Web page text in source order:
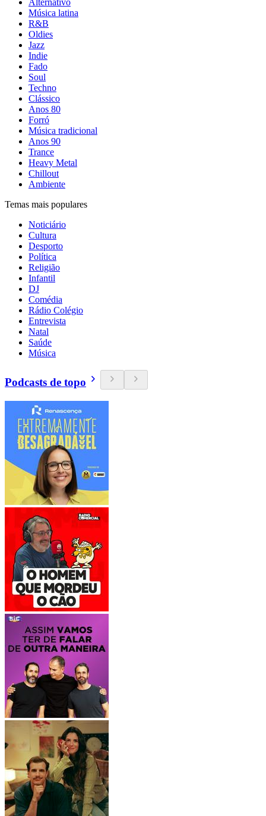
Alternativo
Música latina
R&B
Oldies
Jazz
Indie
Fado
Soul
Techno
Clássico
Anos 80
Forró
Música tradicional
Anos 90
Trance
Heavy Metal
Chillout
Ambiente
Temas mais populares
Noticiário
Cultura
Desporto
Política
Religião
Infantil
DJ
Comédia
Rádio Colégio
Entrevista
Natal
Saúde
Música
Podcasts de topo